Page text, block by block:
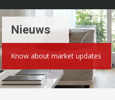
Nieuws
Know about market updates